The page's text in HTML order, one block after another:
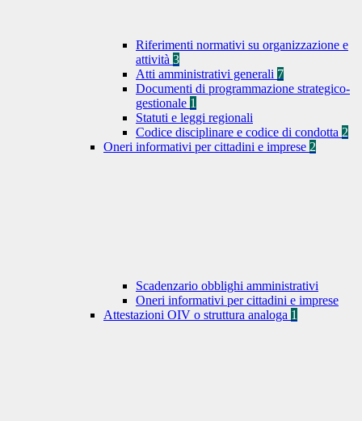
Riferimenti normativi su organizzazione e
attività 3
Atti amministrativi generali 7
Documenti di programmazione strategico-
gestionale 1
Statuti e leggi regionali
Codice disciplinare e codice di condotta 2
Oneri informativi per cittadini e imprese 2
Scadenzario obblighi amministrativi
Oneri informativi per cittadini e imprese
Attestazioni OIV o struttura analoga 1